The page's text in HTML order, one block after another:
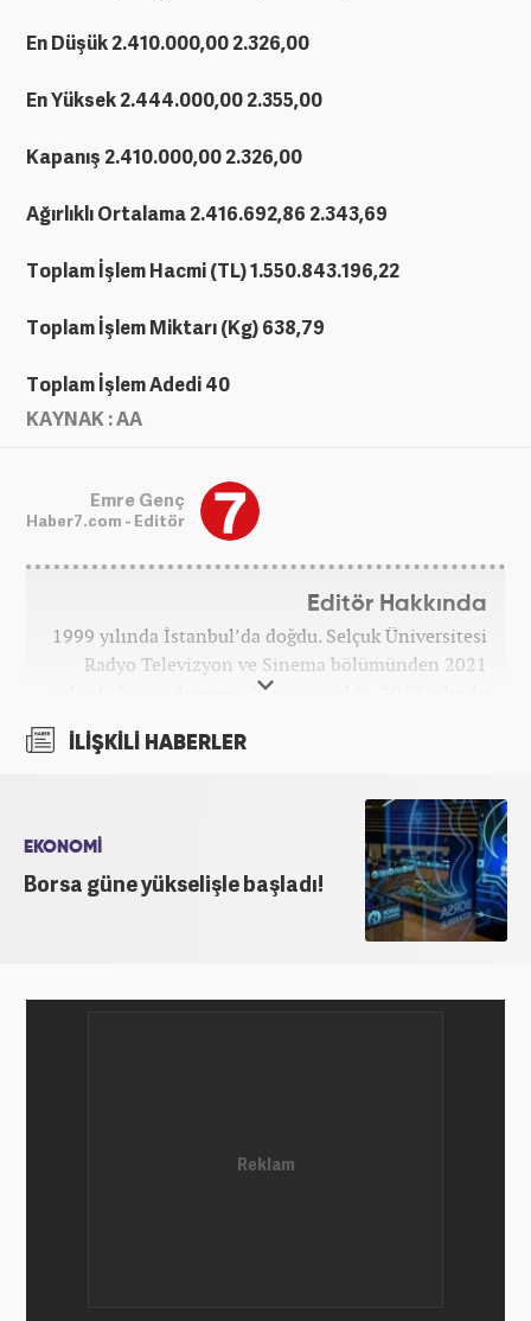
En Düşük2.410.000,002.326,00
En Yüksek2.444.000,002.355,00
Kapanış 2.410.000,002.326,00
Ağırlıklı Ortalama2.416.692,86 2.343,69
Toplam İşlem Hacmi (TL)1.550.843.196,22
Toplam İşlem Miktarı (Kg)638,79
Toplam İşlem Adedi40
KAYNAK : AA
Emre Genç
Haber7.com - Editör
Editör Hakkında
1999 yılında İstanbul’da doğdu. Selçuk Üniversitesi
Radyo Televizyon ve Sinema bölümünden 2021
yılında lisans derecesiyle mezun oldu. 2017 yılında
yıl boyunca spor spikerliği ve muhabirliği
bir haber kanalında haber ve spor editörlüğü yaptı.
Ardından Turkuvaz Medya Grubu’nda editörlük
görevinde bulundu. 2024 Mayıs ayından itibaren
Kanal 7 Medya Grubu’na bağlı Haber7.com’da editör
olarak görevini sürdürmektedir.
İLİŞKİLİ HABERLER
EKONOMİ
Borsa güne yükselişle başladı!